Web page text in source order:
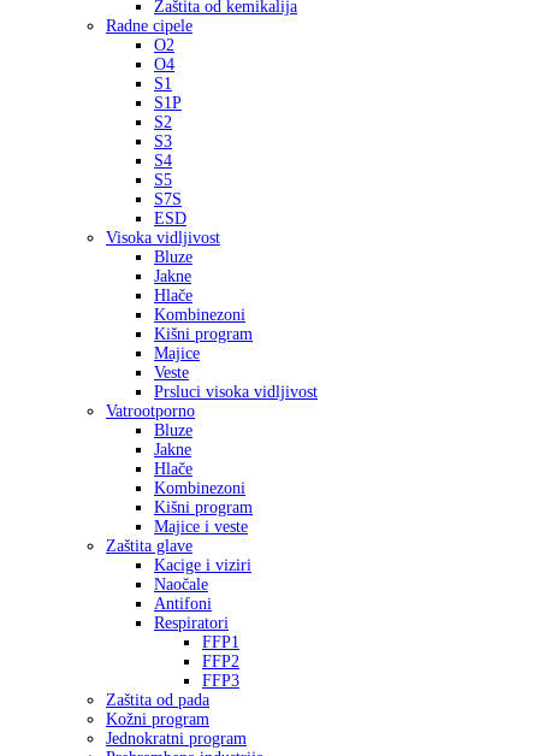
Zaštita od kemikalija
Radne cipele
O2
O4
S1
S1P
S2
S3
S4
S5
S7S
ESD
Visoka vidljivost
Bluze
Jakne
Hlače
Kombinezoni
Kišni program
Majice
Veste
Prsluci visoka vidljivost
Vatrootporno
Bluze
Jakne
Hlače
Kombinezoni
Kišni program
Majice i veste
Zaštita glave
Kacige i viziri
Naočale
Antifoni
Respiratori
FFP1
FFP2
FFP3
Zaštita od pada
Kožni program
Jednokratni program